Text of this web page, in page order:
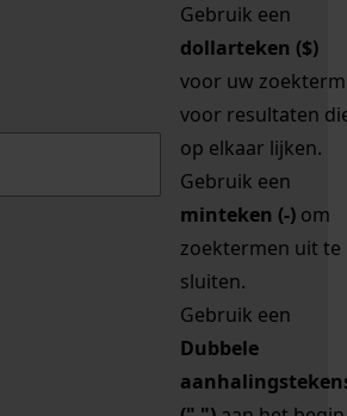
Gebruik een
dollarteken ($)
voor uw zoekterm
voor resultaten
op elkaar lijken.
Gebruik een
minteken (-) om
zoektermen uit te
sluiten.
Gebruik een
Dubbele